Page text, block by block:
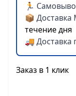
🏃
📦
течение дня
🚚 Доставка
Заказ в 1 клик